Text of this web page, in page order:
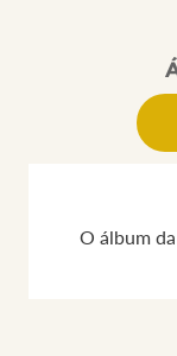
O álbum